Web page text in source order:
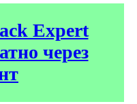
Expert
через